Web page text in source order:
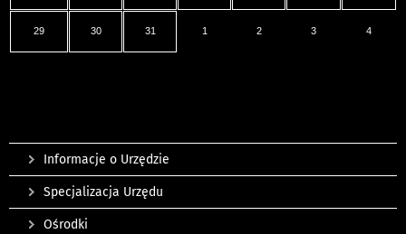
29 30 31 1 2 3 4
Informacje o Urzędzie
Specjalizacja Urzędu
Ośrodki